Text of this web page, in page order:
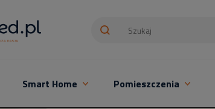
Smart Home Pomieszczenia